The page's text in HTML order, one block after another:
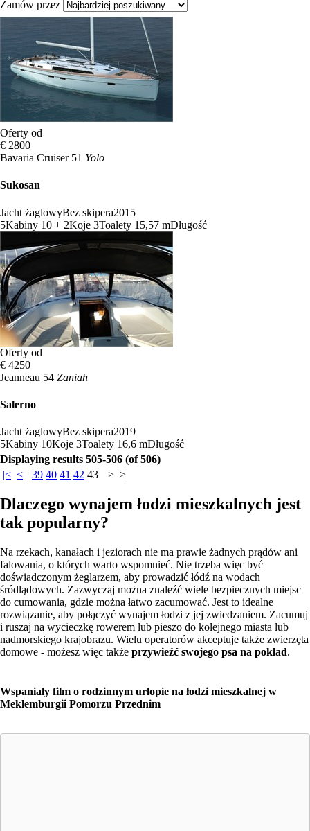
Zamów przez
Oferty od
€ 2800
Bavaria Cruiser 51 Yolo
Sukosan
Jacht żaglowyBez skipera2015
5Kabiny 10 + 2Koje 3Toalety 15,57 mDługość
Oferty od
€ 4250
Jeanneau 54 Zaniah
Salerno
Jacht żaglowyBez skipera2019
5Kabiny 10Koje 3Toalety 16,6 mDługość
Displaying results 505-506 (of 506)
|< < 39 40 41 42 43 > >|
Dlaczego wynajem łodzi mieszkalnych jest
tak popularny?
Na rzekach, kanałach i jeziorach nie ma prawie żadnych prądów ani
falowania, o których warto wspomnieć. Nie trzeba więc być
doświadczonym żeglarzem, aby prowadzić łódź na wodach
śródlądowych. Zazwyczaj można znaleźć wiele bezpiecznych miejsc
do cumowania, gdzie można łatwo zacumować. Jest to idealne
rozwiązanie, aby połączyć wynajem łodzi z jej zwiedzaniem. Zacumuj
i ruszaj na wycieczkę rowerem lub pieszo do kolejnego miasta lub
nadmorskiego krajobrazu. Wielu operatorów akceptuje także zwierzęta
domowe - możesz więc także przywieźć swojego psa na pokład.
Wspaniały film o rodzinnym urlopie na łodzi mieszkalnej w
Meklemburgii Pomorzu Przednim